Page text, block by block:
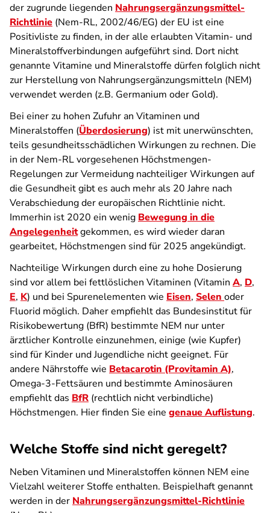
der zugrunde liegenden Nahrungsergänzungsmittel-
Richtlinie (Nem-RL, 2002/46/EG) der EU ist eine
Positivliste zu finden, in der alle erlaubten Vitamin- und
Mineralstoffverbindungen aufgeführt sind. Dort nicht
genannte Vitamine und Mineralstoffe dürfen folglich nicht
zur Herstellung von Nahrungsergänzungsmitteln (NEM)
verwendet werden (z.B. Germanium oder Gold).
Bei einer zu hohen Zufuhr an Vitaminen und
Mineralstoffen (Überdosierung) ist mit unerwünschten,
teils gesundheitsschädlichen Wirkungen zu rechnen. Die
in der Nem-RL vorgesehenen Höchstmengen-
Regelungen zur Vermeidung nachteiliger Wirkungen auf
die Gesundheit gibt es auch mehr als 20 Jahre nach
Verabschiedung der europäischen Richtlinie nicht.
Immerhin ist 2020 ein wenig Bewegung in die
Angelegenheitgekommen, es wird wieder daran
gearbeitet, Höchstmengen sind für 2025 angekündigt.
Nachteilige Wirkungen durch eine zu hohe Dosierung
sind vor allem bei fettlöslichen Vitaminen (Vitamin A, D,
E, K) und bei Spurenelementen wie Eisen, Selen oder
Fluorid möglich. Daher empfiehlt das Bundesinstitut für
Risikobewertung (BfR) bestimmte NEM nur unter
ärztlicher Kontrolle einzunehmen, einige (wie Kupfer)
sind für Kinder und Jugendliche nicht geeignet. Für
andere Nährstoffe wie Betacarotin (Provitamin A),
Omega-3-Fettsäuren und bestimmte Aminosäuren
empfiehlt das BfR (rechtlich nicht verbindliche)
Höchstmengen. Hier finden Sie eine genaue Auflistung.
Welche Stoffe sind nicht geregelt?
Neben Vitaminen und Mineralstoffen können NEM eine
Vielzahl weiterer Stoffe enthalten. Beispielhaft genannt
werden in der Nahrungsergänzungsmittel-Richtlinie